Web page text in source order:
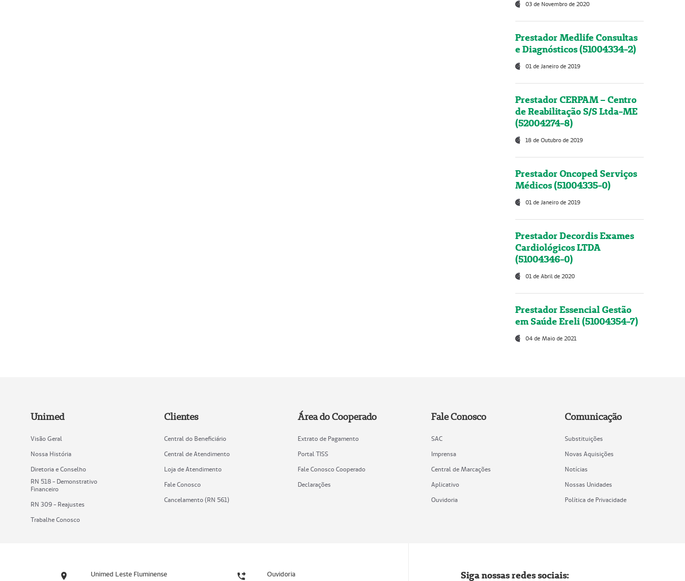
03 de Novembro de 2020
Prestador Medlife Consultas
e Diagnósticos (51004334-2)
01 de Janeiro de 2019
Prestador CERPAM – Centro
de Reabilitação S/S Ltda-ME
(52004274-8)
18 de Outubro de 2019
Prestador Oncoped Serviços
Médicos (51004335-0)
01 de Janeiro de 2019
Prestador Decordis Exames
Cardiológicos LTDA
(51004346-0)
01 de Abril de 2020
Prestador Essencial Gestão
em Saúde Ereli (51004354-7)
04 de Maio de 2021
Unimed
Visão Geral
Nossa História
Diretoria e Conselho
RN 518 - Demonstrativo
Financeiro
RN 309 - Reajustes
Trabalhe Conosco
Clientes
Central do Beneficiário
Central de Atendimento
Loja de Atendimento
Fale Conosco
Cancelamento (RN 561)
Área do Cooperado
Extrato de Pagamento
Portal TISS
Fale Conosco Cooperado
Declarações
Fale Conosco
SAC
Imprensa
Central de Marcações
Aplicativo
Ouvidoria
Comunicação
Substituições
Novas Aquisições
Notícias
Nossas Unidades
Política de Privacidade
Unimed Leste Fluminense Ouvidoria Siga nossas redes sociais: